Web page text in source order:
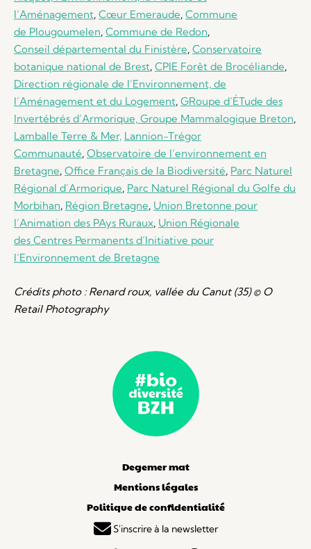
l’Aménagement, Cœur Emeraude, Commune
de Plougoumelen, Commune de Redon,
Conseil départemental du Finistère, Conservatoire
botanique national de Brest, CPIE Forêt de Brocéliande,
Direction régionale de l’Environnement, de
l’Aménagement et du Logement, GRoupe d’ÉTude des
Invertébrés d’Armorique, Groupe Mammalogique Breton,
Lamballe Terre & Mer, Lannion-Trégor
Communauté, Observatoire de l’environnement en
Bretagne, Office Français de la Biodiversité, Parc Naturel
Régional d’Armorique, Parc Naturel Régional du Golfe du
Morbihan, Région Bretagne, Union Bretonne pour
l’Animation des PAys Ruraux, Union Régionale
des Centres Permanents d’Initiative pour
l’Environnement de Bretagne
Crédits photo : Renard roux, vallée du Canut (35) © O
Retail Photography
Degemer mat
Mentions légales
Politique de confidentialité
S'inscrire à la newsletter